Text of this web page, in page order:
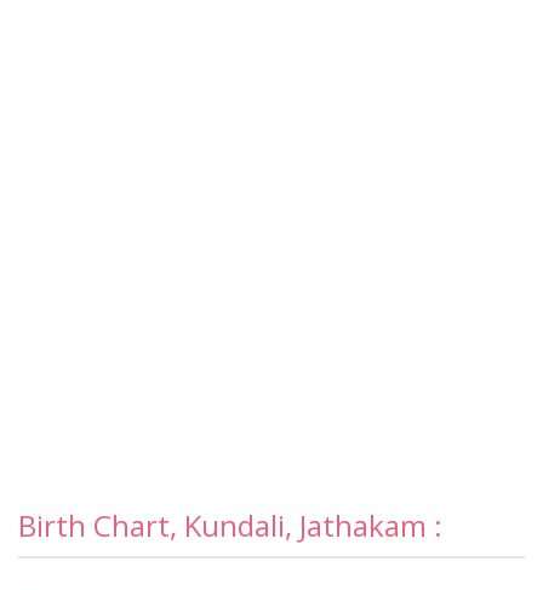
Birth Chart, Kundali, Jathakam :